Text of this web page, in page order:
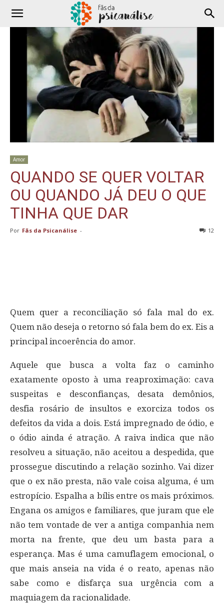
Amor
QUANDO SE QUER VOLTAR
OU QUANDO JÁ DEU O QUE
TINHA QUE DAR
Por Fãs da Psicanálise - 12
Quem quer a reconciliação só fala mal do ex.
Quem não deseja o retorno só fala bem do ex. Eis a
principal incoerência do amor.
Aquele que busca a volta faz o caminho
exatamente oposto à uma reaproximação: cava
suspeitas e desconfianças, desata demônios,
desfia rosário de insultos e exorciza todos os
defeitos da vida a dois. Está impregnado de ódio, e
o ódio ainda é atração. A raiva indica que não
resolveu a situação, não aceitou a despedida, que
prossegue discutindo a relação sozinho. Vai dizer
que o ex não presta, não vale coisa alguma, é um
estropício. Espalha a bílis entre os mais próximos.
Engana os amigos e familiares, que juram que ele
não tem vontade de ver a antiga companhia nem
morta na frente, que deu um basta para a
esperança. Mas é uma camuflagem emocional, o
que mais anseia na vida é o reato, apenas não
sabe como e disfarça sua urgência com a
maquiagem da racionalidade.